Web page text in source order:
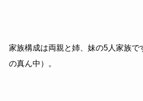
家族構成は両親と姉、妹の5人家族で
の真ん中）。